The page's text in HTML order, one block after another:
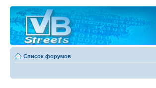
Список форумов